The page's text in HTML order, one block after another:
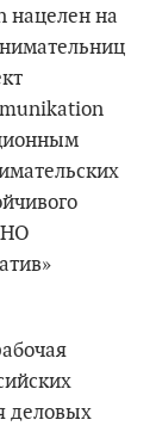
нацелен на
деловых